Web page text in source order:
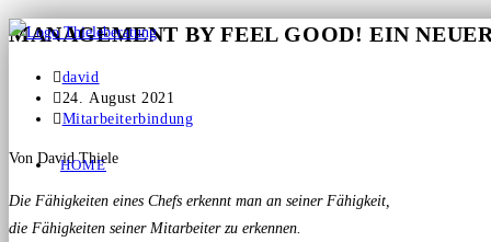
HOME
MANAGEMENT BY FEEL GOOD! EIN
david
24. August 2021
Mitarbeiterbindung
Von David Thiele
Die Fähigkeiten eines Chefs erkennt man an seiner Fähigkeit,
die Fähigkeiten seiner Mitarbeiter zu erkennen.